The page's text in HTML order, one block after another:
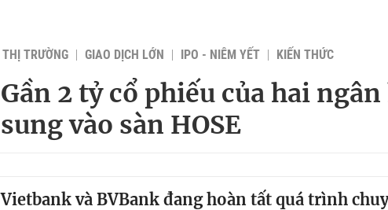
THỊ TRƯỜNG GIAO DỊCH LỚN IPO - NIÊM YẾT KIẾN THỨC
Gần 2 tỷ cổ phiếu của hai
sung vào sàn HOSE
Vietbank và BVBank đang hoàn tất quá trình